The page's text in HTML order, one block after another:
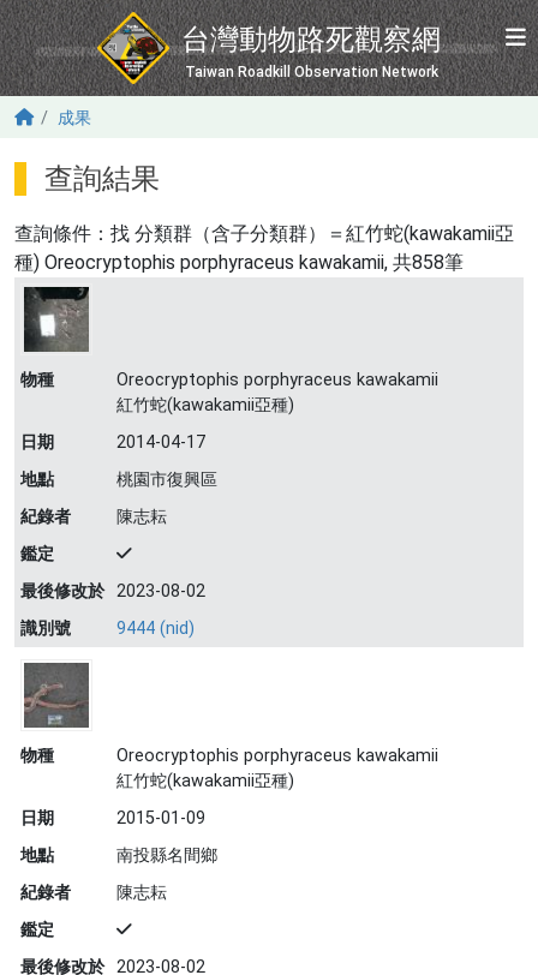
移至主內容
台灣動物路死觀察網
Taiwan Roadkill Observation Network
成果
查詢結果
查詢條件：找 分類群（含子分類群）＝紅竹蛇(kawakamii亞
種) Oreocryptophis porphyraceus kawakamii, 共858筆
物種
Oreocryptophis porphyraceus kawakamii
紅竹蛇(kawakamii亞種)
日期
2014-04-17
地點
桃園市復興區
紀錄者
陳志耘
鑑定
最後修改於 2023-08-02
識別號
9444 (nid)
物種
Oreocryptophis porphyraceus kawakamii
紅竹蛇(kawakamii亞種)
日期
2015-01-09
地點
南投縣名間鄉
紀錄者
陳志耘
鑑定
最後修改於 2023-08-02